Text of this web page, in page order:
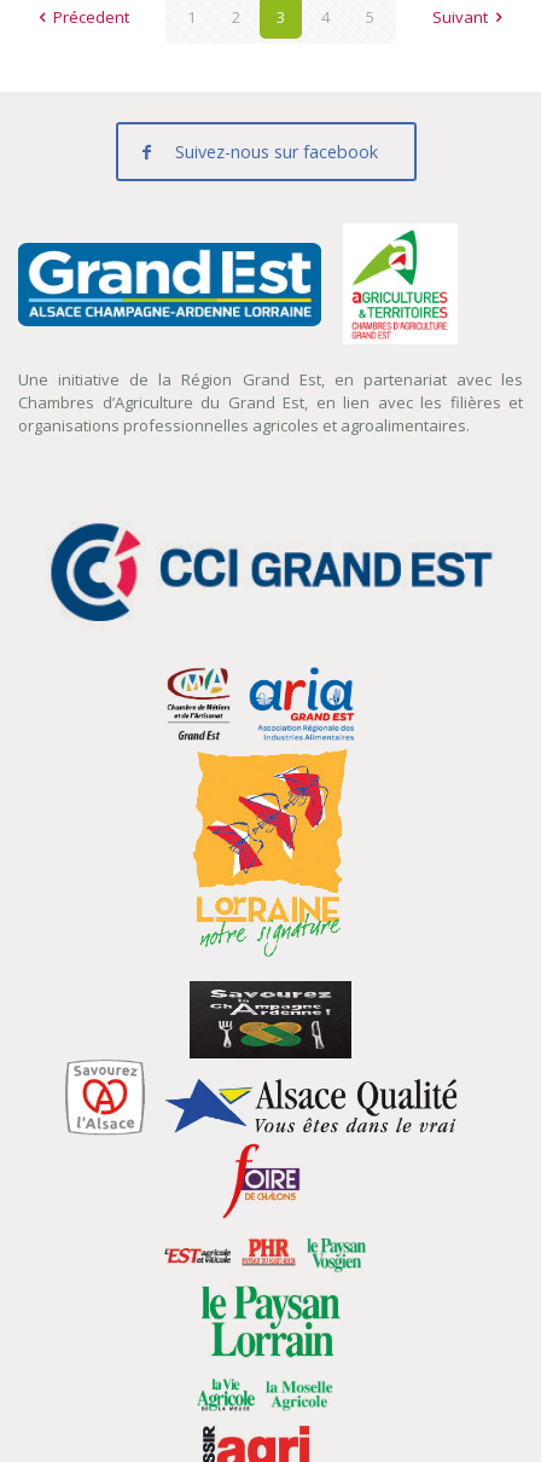
Précedent 1 2 3 4 5 Suivant
Suivez-nous sur facebook
Une initiative de la Région Grand Est, en partenariat avec les
Chambres d’Agriculture du Grand Est, en lien avec les filières et
organisations professionnelles agricoles et agroalimentaires.